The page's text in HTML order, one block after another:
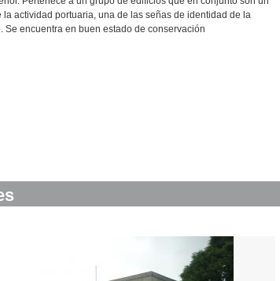
la actividad portuaria, una de las señas de identidad de la
Se encuentra en buen estado de conservación